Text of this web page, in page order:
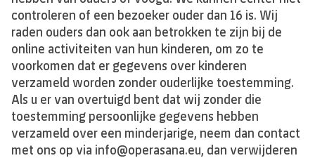
controleren of een bezoeker ouder dan 16 is. Wij
raden ouders dan ook aan betrokken te zijn bij de
online activiteiten van hun kinderen, om zo te
voorkomen dat er gegevens over kinderen
verzameld worden zonder ouderlijke toestemming.
Als u er van overtuigd bent dat wij zonder die
toestemming persoonlijke gegevens hebben
verzameld over een minderjarige, neem dan contact
met ons op via info@operasana.eu, dan verwijderen